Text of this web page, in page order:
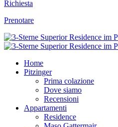
Richiesta
Prenotare
Home
Pitzinger
Prima colazione
Dove siamo
Recensioni
Appartamenti
Residence